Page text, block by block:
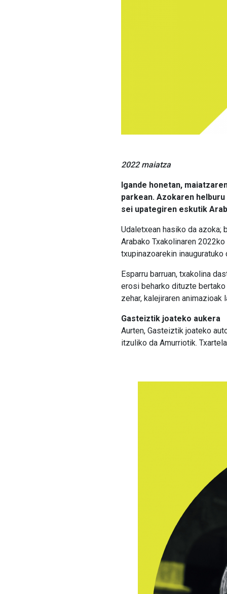
2022 maiatza
Igande honetan,
parkean. Azokaren
sei upategiren eskutik
Udaletxean hasiko da azoka;
Arabako Txakolinaren
txupinazoarekin inauguratuko
Esparru barruan, txakolina
erosi beharko dituzte
zehar, kalejiraren animazioak
Gasteiztik joateko aukera
Aurten, Gasteiztik joateko
itzuliko da Amurriotik.